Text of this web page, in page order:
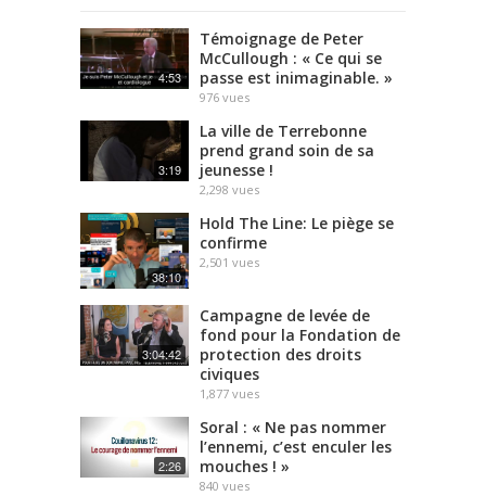
4:53
Témoignage de Peter
McCullough : « Ce qui se
passe est inimaginable. »
976 vues
3:19
La ville de Terrebonne
prend grand soin de sa
jeunesse !
2,298 vues
38:10
Hold The Line: Le piège se
confirme
2,501 vues
3:04:42
Campagne de levée de
fond pour la Fondation de
protection des droits
civiques
1,877 vues
2:26
Soral : « Ne pas nommer
l’ennemi, c’est enculer les
mouches ! »
840 vues